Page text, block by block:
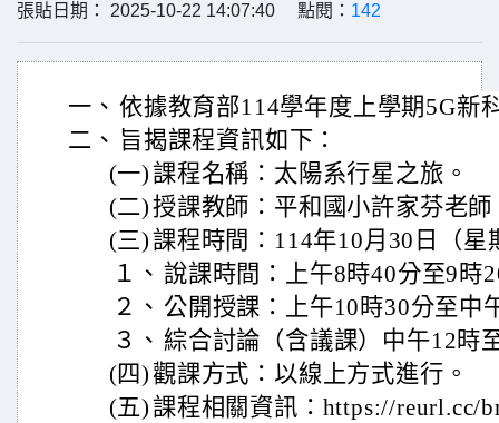
張貼日期： 2025-10-22 14:07:40 點閱： 142
一、 依據教育部114學年度上學期5G新
二、 旨揭課程資訊如下：
(一)課程名稱：太陽系行星之旅。
(二)授課教師：平和國小許家芬老師
(三)課程時間：114年10月30日（星
１、 說課時間：上午8時40分至9時
２、 公開授課：上午10時30分至中
３、 綜合討論（含議課）中午12時
(四)觀課方式：以線上方式進行。
(五)課程相關資訊：https://reurl.cc/